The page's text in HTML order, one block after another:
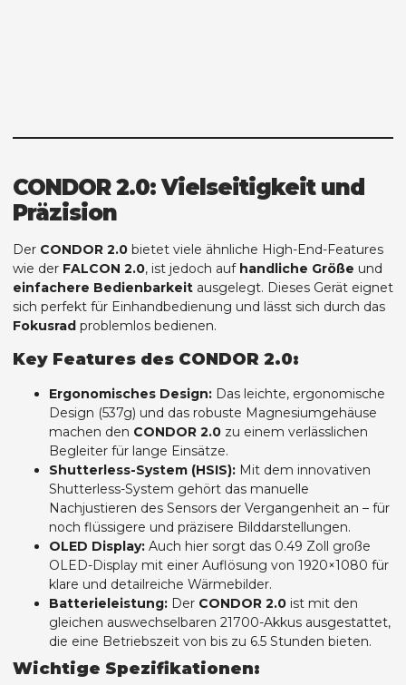
CONDOR 2.0: Vielseitigkeit und
Präzision
Der CONDOR 2.0 bietet viele ähnliche High-End-Features
wie der FALCON 2.0, ist jedoch auf handliche Größe und
einfachere Bedienbarkeit ausgelegt. Dieses Gerät eignet
sich perfekt für Einhandbedienung und lässt sich durch das
Fokusrad problemlos bedienen.
Key Features des CONDOR 2.0:
Ergonomisches Design: Das leichte, ergonomische
Design (537g) und das robuste Magnesiumgehäuse
machen den CONDOR 2.0 zu einem verlässlichen
Begleiter für lange Einsätze.
Shutterless-System (HSIS): Mit dem innovativen
Shutterless-System gehört das manuelle
Nachjustieren des Sensors der Vergangenheit an – für
noch flüssigere und präzisere Bilddarstellungen.
OLED Display: Auch hier sorgt das 0.49 Zoll große
OLED-Display mit einer Auflösung von 1920×1080 für
klare und detailreiche Wärmebilder.
Batterieleistung: Der CONDOR 2.0 ist mit den
gleichen auswechselbaren 21700-Akkus ausgestattet,
die eine Betriebszeit von bis zu 6.5 Stunden bieten.
Wichtige Spezifikationen: